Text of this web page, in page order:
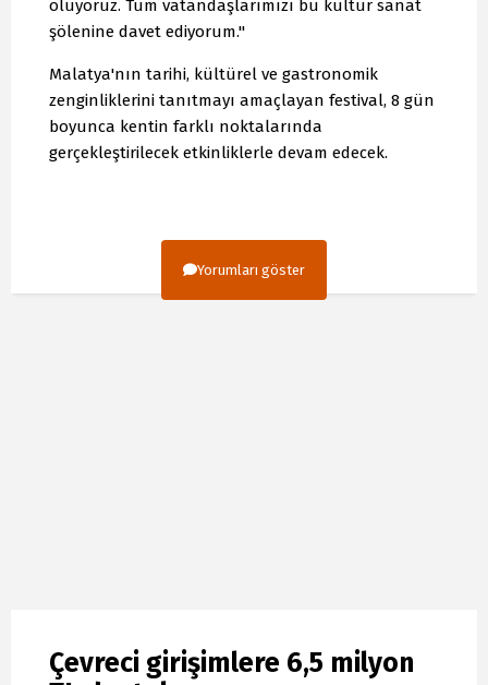
oluyoruz. Tüm vatandaşlarımızı bu kültür sanat
şölenine davet ediyorum."
Malatya'nın tarihi, kültürel ve gastronomik
zenginliklerini tanıtmayı amaçlayan festival, 8 gün
boyunca kentin farklı noktalarında
gerçekleştirilecek etkinliklerle devam edecek.
Yorumları göster
Çevreci girişimlere 6,5 milyon